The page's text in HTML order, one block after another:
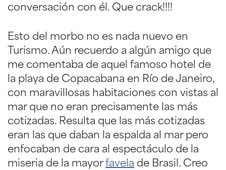
conversación con él. Que crack!!!!
Esto del morbo no es nada nuevo en
Turismo. Aún recuerdo a algún amigo que
me comentaba de aquel famoso hotel de
la playa de Copacabana en Río de Janeiro,
con maravillosas habitaciones con vistas al
mar que no eran precisamente las más
cotizadas. Resulta que las más cotizadas
eran las que daban la espalda al mar pero
enfocaban de cara al espectáculo de la
miseria de la mayor favela de Brasil. Creo